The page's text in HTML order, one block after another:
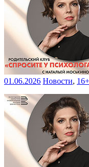
01.06.2026 Новости, 16+